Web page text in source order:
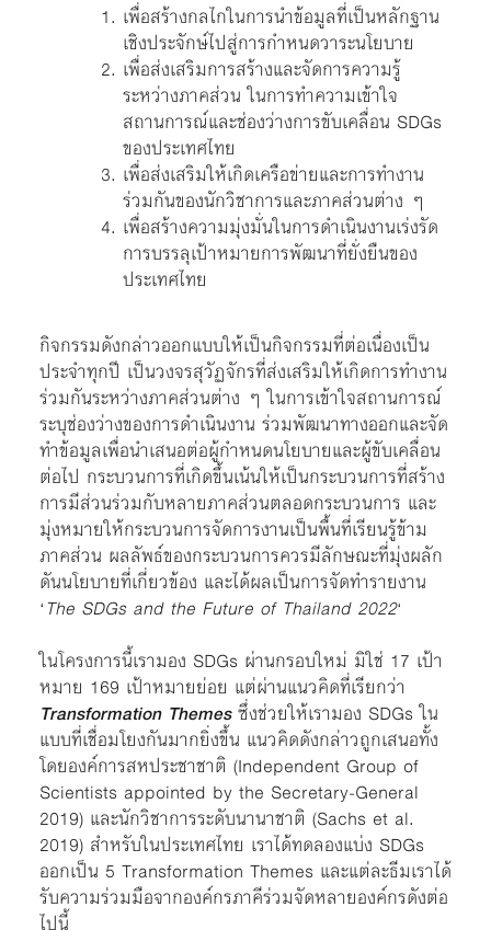
เพื่อสร้างกลไกในการนำข้อมูลที่เป็นหลักฐาน
เชิงประจักษ์ไปสู่การกำหนดวาระนโยบาย
เพื่อส่งเสริมการสร้างและจัดการความรู้
ระหว่างภาคส่วน ในการทำความเข้าใจ
สถานการณ์และช่องว่างการขับเคลื่อน SDGs
ของประเทศไทย
เพื่อส่งเสริมให้เกิดเครือข่ายและการทำงาน
ร่วมกันของนักวิชาการและภาคส่วนต่าง ๆ
เพื่อสร้างความมุ่งมั่นในการดำเนินงานเร่งรัด
การบรรลุเป้าหมายการพัฒนาที่ยั่งยืนของ
ประเทศไทย
กิจกรรมดังกล่าวออกแบบให้เป็นกิจกรรมที่ต่อเนื่องเป็น
ประจำทุกปี เป็นวงจรสุวัฏจักรที่ส่งเสริมให้เกิดการทำงาน
ร่วมกันระหว่างภาคส่วนต่าง ๆ ในการเข้าใจสถานการณ์
ระบุช่องว่างของการดำเนินงาน ร่วมพัฒนาทางออกและจัด
ทำข้อมูลเพื่อนำเสนอต่อผู้กำหนดนโยบายและผู้ขับเคลื่อน
ต่อไป กระบวนการที่เกิดขึ้นเน้นให้เป็นกระบวนการที่สร้าง
การมีส่วนร่วมกับหลายภาคส่วนตลอดกระบวนการ และ
มุ่งหมายให้กระบวนการจัดการงานเป็นพื้นที่เรียนรู้ข้าม
ภาคส่วน ผลลัพธ์ของกระบวนการควรมีลักษณะที่มุ่งผลัก
ดันนโยบายที่เกี่ยวข้อง และได้ผลเป็นการจัดทำรายงาน
‘The SDGs and the Future of Thailand 2022‘
ในโครงการนี้เรามอง SDGs ผ่านกรอบใหม่ มิใช่ 17 เป้า
หมาย 169 เป้าหมายย่อย แต่ผ่านแนวคิดที่เรียกว่า
Transformation Themesซึ่งช่วยให้เรามอง SDGs ใน
แบบที่เชื่อมโยงกันมากยิ่งขึ้น แนวคิดดังกล่าวถูกเสนอทั้ง
โดยองค์การสหประชาชาติ (Independent Group of
Scientists appointed by the Secretary-General
2019) และนักวิชาการระดับนานาชาติ (Sachs et al.
2019) สำหรับในประเทศไทย เราได้ทดลองแบ่ง SDGs
ออกเป็น 5 Transformation Themes และแต่ละธีมเราได้
รับความร่วมมือจากองค์กรภาคีร่วมจัดหลายองค์กรดังต่อ